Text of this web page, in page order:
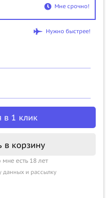
Мне срочно!
Нужно быстрее!
в 1 клик
в корзину
есть 18 лет
данных и рассылку